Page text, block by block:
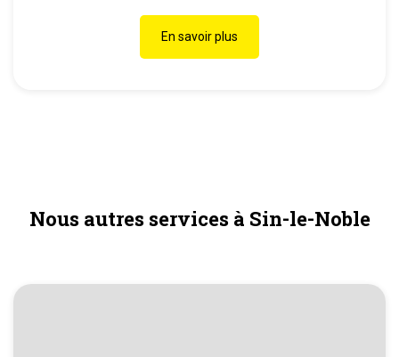
En savoir plus
Nous autres services à Sin-le-Noble